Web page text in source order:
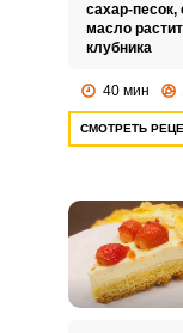
сахар-песок,
масло
клубника
40 мин
СМОТРЕТЬ